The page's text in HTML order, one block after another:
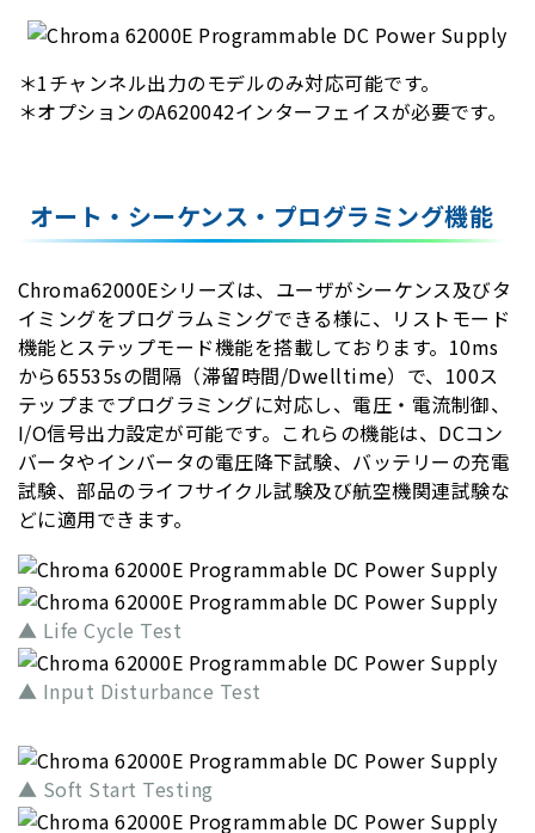
＊1チャンネル出力のモデルのみ対応可能です。
＊オプションのA620042インターフェイスが必要です。
オート・シーケンス・プログラミング機能
Chroma62000Eシリーズは、ユーザがシーケンス及びタ
イミングをプログラムミングできる様に、リストモード
機能とステップモード機能を搭載しております。10ms
から65535sの間隔（滞留時間/Dwelltime）で、100ス
テップまでプログラミングに対応し、電圧・電流制御、
I/O信号出力設定が可能です。これらの機能は、DCコン
バータやインバータの電圧降下試験、バッテリーの充電
試験、部品のライフサイクル試験及び航空機関連試験な
どに適用できます。
▲ Life Cycle Test
▲ Input Disturbance Test
▲ Soft Start Testing